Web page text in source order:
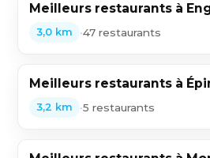
Meilleurs restaurants à
3,0 km •47 restaurants
Meilleurs restaurants à
3,2 km •5 restaurants